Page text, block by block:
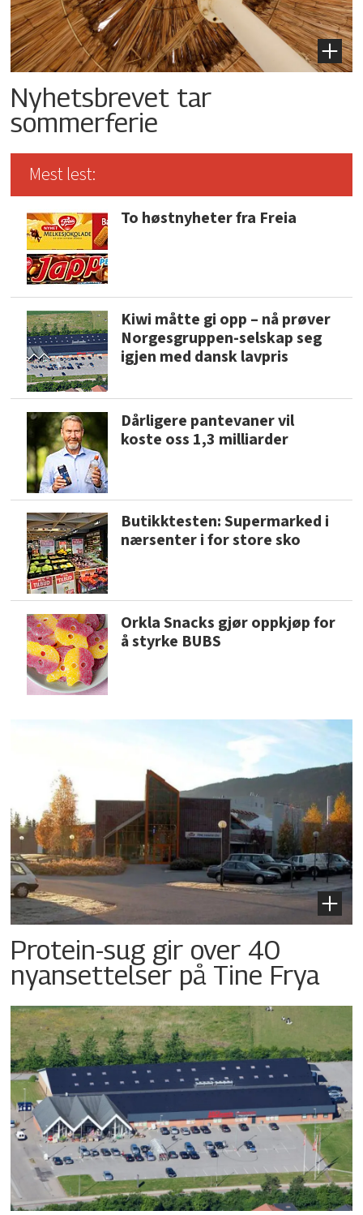
Nyhetsbrevet tar
sommerferie
Mest lest:
To høstnyheter fra Freia
Kiwi måtte gi opp – nå prøver
Norgesgruppen-selskap seg
igjen med dansk lavpris
Dårligere pantevaner vil
koste oss 1,3 milliarder
Butikktesten: Supermarked i
nærsenter i for store sko
Orkla Snacks gjør oppkjøp for
å styrke BUBS
Protein-sug gir over 40
nyansettelser på Tine Frya